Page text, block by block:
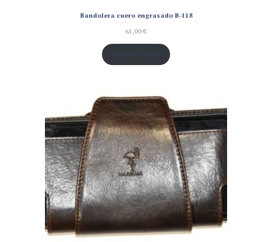
Bandolera cuero engrasado B-118
61,00€
Añadir al carrito